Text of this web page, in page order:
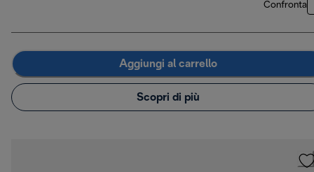
Confronta
Aggiungi al carrello
Scopri di più